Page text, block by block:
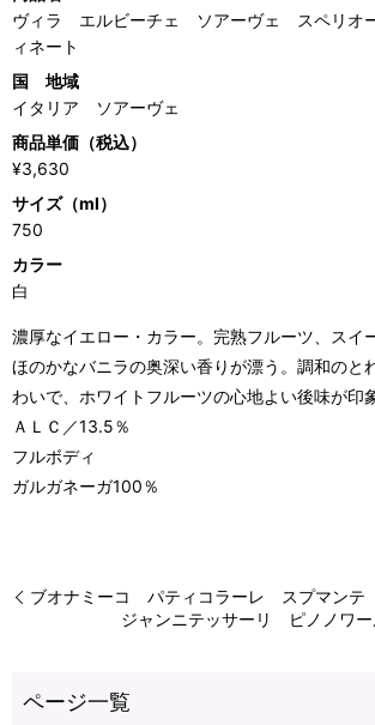
ヴィラ エルビーチェ ソアーヴェ スペリ
ィネート
国 地域
イタリア ソアーヴェ
商品単価（税込）
¥3,630
サイズ（ml）
750
カラー
白
濃厚なイエロー・カラー。完熟フルーツ、スイ
ほのかなバニラの奥深い香りが漂う。調和のと
わいで、ホワイトフルーツの心地よい後味が印
ＡＬＣ／13.5％
フルボディ
ガルガネーガ100％
ブオナミーコ パティコラーレ スプマン
ジャンニテッサーリ ピノノワ